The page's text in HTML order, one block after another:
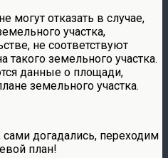
могут отказать в случае,
участка,
не соответствуют
земельного участка.
данные о площади,
земельного участка.
догадались, переходим
план!